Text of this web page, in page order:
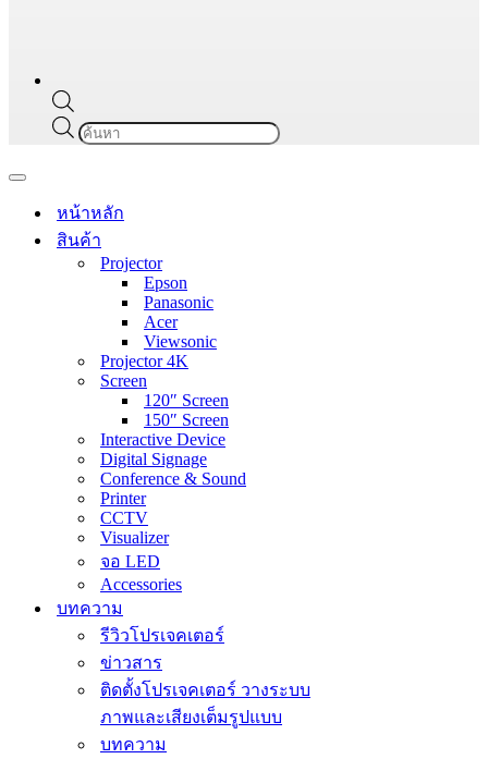
Products
search
Navigation
หน้าหลัก
สินค้า
Projector
Epson
Panasonic
Acer
Viewsonic
Projector 4K
Screen
120″ Screen
150″ Screen
Interactive Device
Digital Signage
Conference & Sound
Printer
CCTV
Visualizer
จอ LED
Accessories
บทความ
รีวิวโปรเจคเตอร์
ข่าวสาร
ติดตั้งโปรเจคเตอร์ วางระบบ
ภาพและเสียงเต็มรูปแบบ
บทความ